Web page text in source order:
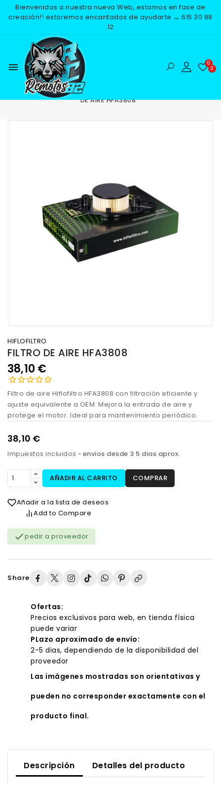
Bienvenidos a nuestra nueva Web, estamos en fase de
creación!! estaremos encantados de ayudarte → 615 30 88
12
menu
Inicio RECAMBIOS
DE AIRE HFA3808
HIFLOFILTRO
FILTRO DE AIRE HFA3808
38,10 €
Filtro de aire Hiflofiltro HFA3808 con filtración eficiente y
ajuste equivalente a OEM. Mejora la entrada de aire y
protege el motor. Ideal para mantenimiento periódico.
38,10 €
Impuestos incluidos envios desde 3 5 dias aprox.
AÑADIR AL CARRITO COMPRAR
Añadir a la lista de deseos
Add to Compare
pedir a proveedor
Share
Ofertas:
Precios exclusivos para web, en tienda física
puede variar
PLazo aproximado de envío:
2-5 dias, dependiendo de la disponibilidad del
proveedor
Las imágenes mostradas son orientativas y
pueden no corresponder exactamente con el
producto final.
Descripción Detalles del producto